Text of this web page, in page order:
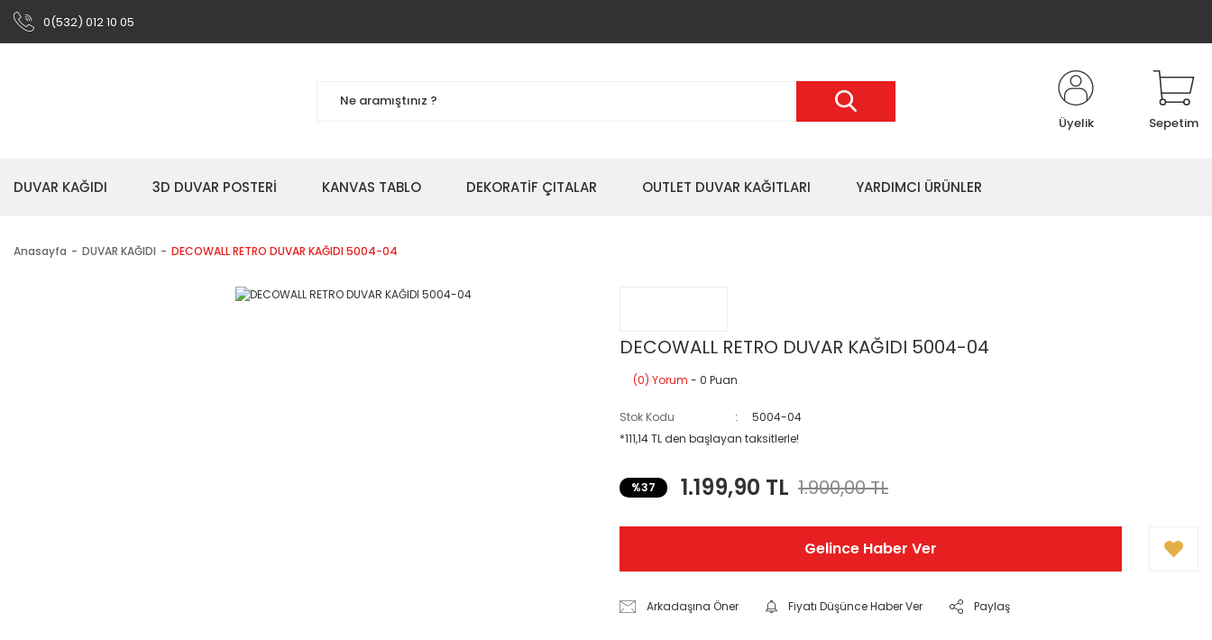
0(532) 012 10 05
Üyelik Sepetim
DUVAR KAĞIDI 3D DUVAR POSTERİ KANVAS TABLO DEKORATİF ÇITALAR OUTLET DUVAR KAĞITLARI YARDIMCI ÜRÜNLER
Anasayfa DUVAR KAĞIDI DECOWALL RETRO DUVAR KAĞIDI 5004-04
DECOWALL RETRO DUVAR KAĞIDI 5004-04
(0) Yorum - 0 Puan
Stok Kodu
5004-04
*111,14 TL den başlayan taksitlerle!
%37 1.199,90 TL 1.900,00 TL
Gelince Haber Ver
Arkadaşına Öner Fiyatı Düşünce Haber Ver Paylaş